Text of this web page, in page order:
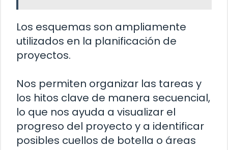
Los esquemas son ampliamente
utilizados en la planificación de
proyectos.
Nos permiten organizar las tareas y
los hitos clave de manera secuencial,
lo que nos ayuda a visualizar el
progreso del proyecto y a identificar
posibles cuellos de botella o áreas